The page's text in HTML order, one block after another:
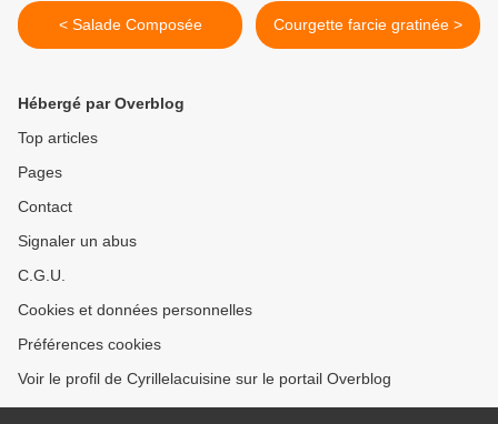
< Salade Composée Courgette farcie gratinée >
Hébergé par Overblog
Top articles
Pages
Contact
Signaler un abus
C.G.U.
Cookies et données personnelles
Préférences cookies
Voir le profil de Cyrillelacuisine sur le portail Overblog